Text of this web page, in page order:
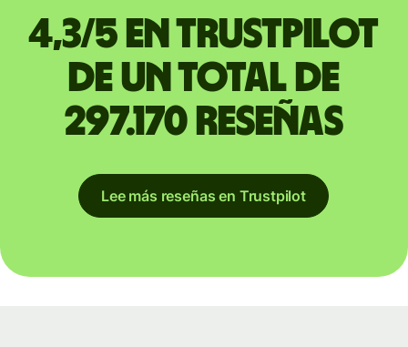
4,3/5 en Trustpilot
de un total de
297.170 reseñas
Lee más reseñas en Trustpilot